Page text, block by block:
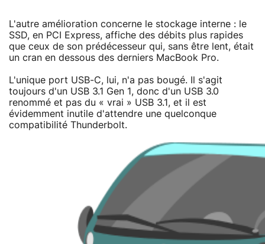
L'autre amélioration concerne le stockage interne : le
SSD, en PCI Express, affiche des débits plus rapides
que ceux de son prédécesseur qui, sans être lent, était
un cran en dessous des derniers MacBook Pro.
L'unique port USB-C, lui, n'a pas bougé. Il s'agit
toujours d'un USB 3.1 Gen 1, donc d'un USB 3.0
renommé et pas du « vrai » USB 3.1, et il est
évidemment inutile d'attendre une quelconque
compatibilité Thunderbolt.